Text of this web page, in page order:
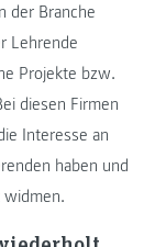
der Branche
Lehrende
Projekte bzw.
diesen Firmen
Interesse an
haben und